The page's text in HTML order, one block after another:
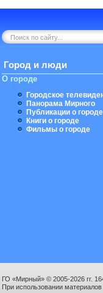
Город и люди
О городе
Городское
Панорама Мирного
Публикации о
Книги о городе
Фильмы о городе
ГО «Мирный» © 2005-2026 гг.
При использовании материалов